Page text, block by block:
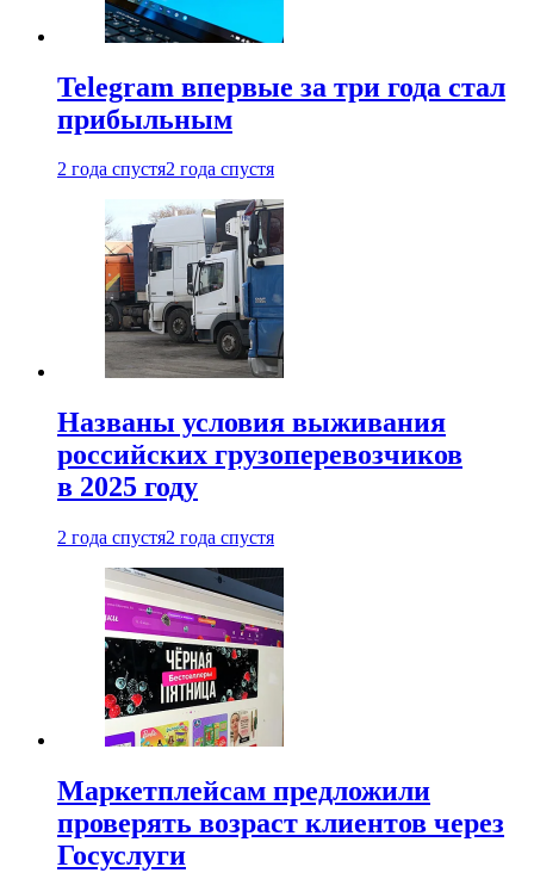
Telegram впервые за три года стал
прибыльным
2 года спустя2 года спустя
Названы условия выживания
российских грузоперевозчиков
в 2025 году
2 года спустя2 года спустя
Маркетплейсам предложили
проверять возраст клиентов через
Госуслуги